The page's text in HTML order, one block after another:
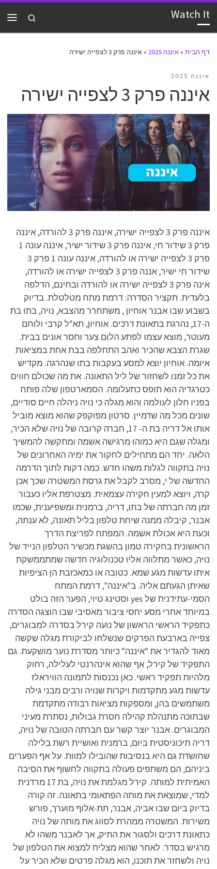
דלג לתוכן Watch It
Search
דף הבית » איננה 2025 » איננה פרק 3 לצפייה ישירה
איננה 2025
איננה פרק 3 לצפייה ישירה
איננה פרק 3 לצפייה ישירה, איננה פרק 3 להורדה, איננה
פרק 3 שידור חי, איננה פרק 3 שידור ישיר, איננה עונה 1
פרק 3 לצפייה ישירה או להורדה, איננה עונה 1 פרק 3
שידור חי ישיר, אננה פרק 3 לצפייה ישירה או להורדה,
אינה פרק 3 לצפייה ישירה או להורדה ובחינם, הדלפה
בלעדית. תקציר הסדרה: דרמת מתח מטלטלת. בדיוק
בשבוע שבו אבנר אוחיון , משתחרר מהצבא, נויה, בתו בת
ה-17, נהרגת בתאונת דרכים. אוחיון, תא"ל קרבי ולוחם
מעוטר, מוצא עצמו לפתע הלום צער וחסר אונים בבית.
שגרת הצבא שהכיר ואהב התחלפה בבת אחת במציאות
איומה. אוחיון יוצא למסע בעקבות בתו שנהרגה. מקדיש
את כל זמנו לשחזור של ליל התאונה. את מה שכולם חווים
כטרגדיה הוא תופס כתעלומה. הסמארטפון שלה פותח
בפניו חלון לעולמה והוא מגלה כי נויה ניהלה חיים סודיים,
שונים מכל מה שדמיין. סרטון מפוקפק שהוא מוצא מוביל
אותו אל דריה בת ה- 17, חברה קרובה של נויה שלא הכיר,
ומגלה שגם היא כמוהו מרגישה אשמה ומתקשה להמשיך
הלאה. יחד הם מתחילים לחקור את ימיה האחרונים של
נויה בתקווה לגלות משהו חדש. כמה דקות לתוך הדרמה
החדשה של י, מסרב לקבל את גרסת המשטרה שכך אכן
קרה, ויוצא למעין חקירה עצמאית. מצטרפת אליו כעבור
זמן מה חברתה של בתו, דריה, ברמנית ומשפיענית, שכמו
אבנר, קיבלה ממנה שיחת טלפון בליל תאונה, לא ענתה,
וכעת היא אכולת אשמה. המפתח לפריצת הדרך
הראשונית בחקירה טמון בהשגת מכשיר הטלפון הנייד של
נויה, כאשר מתלווה אליו טכנולוגיה חדשה שמתממשקת
איתו עדשות מגע שמא. כטובה או כמאכזבת הן הציפיות
שאיתן הגעתם אליה. ב"איננה", דרמת המתח
הסמי-עתידנית של yes וסטינג טיוי, הפער הזה בולט
במיוחד אחרי מסע יחסי ציבור מאסיבי שבו הוצגה הסדרה
כתפקיד הראשי הראשון של נועה קירל בסדרה למבוגרים,
צפייה בארבעת הפרקים שנשלחו לביקורת מגלה שקשה
מאוד להגדיר את "איננה" כיותר מסדרת נוער מושקעת. גם
התפקיד של קירל, אף שהוא אינהרנטי לעלילה, רחוק
מלהיות תפקיד ראשי. כאן נכנסות לתמונה הוויראלז
עדשות מגע מתקדמות ויקרות שנויה ורבים מבני גילה
משתמשים בהן, ומספקות מציאות רבודה מתקדמת
שבתוכה מתנהלת קהילה חסרת גבולות, נסתרת מעיני
המבוגרים. אבנר יוצר קשר עם חברתה הטובה של נויה,
דריה תיכוניסטית ביום, ברמנית ואושיית רשת בלילה
שחושדת גם היא בנסיבות שהובילו למוות. על אף הפערים
ביניהם, הם משתפים פעולה בתקווה לחשוף את הסיבה
האמיתית למותה. קירל מגלמת את נויה, בת 17 מרדנית
למדי, שמוצאת את מותה הפתאומי בתאונה. זה קורה
בדיוק ביום שבו אביה, אבנר, תת-אלוף מוערך, פורש
משירות. המשטרה ממהרת לסווג את מותה של נויה
כתאונת דרכים ולסגור את התיק, אך לאבנר משהו לא
מרגיש בסדר. לאחר שהוא מצליח למצוא את הטלפון של
נויה ולשחזר את תוכנו, הוא מגלה פרטים שלא הכיר על